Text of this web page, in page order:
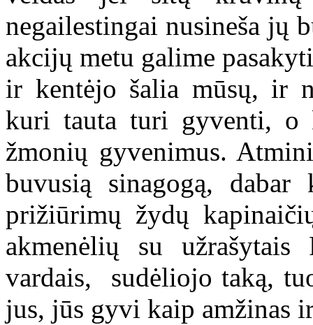
negailestingai nusineša jų
akcijų metu galime
ir kentėjo šalia mūsų, ir
kuri tauta turi gyventi, o
žmonių gyvenimus.
buvusią sinagogą,
prižiūrimų žydų
akmenėlių su užrašytais
vardais, sudėliojo taką,
jus, jūs gyvi kaip amžinas